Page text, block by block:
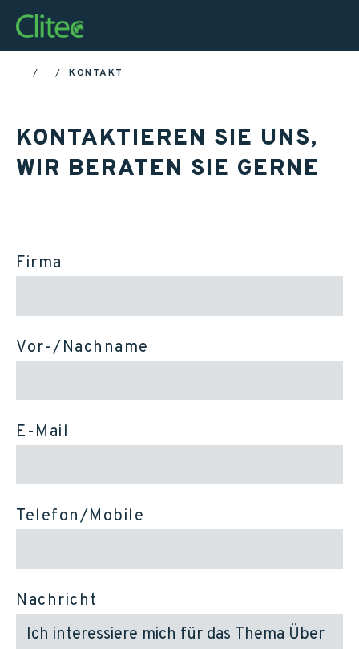
Startseite
HOME KONTAKT
KONTAKTIEREN SIE UNS,
WIR BERATEN SIE GERNE
Firma
Vor-/Nachname
E-Mail
Telefon/Mobile
Nachricht